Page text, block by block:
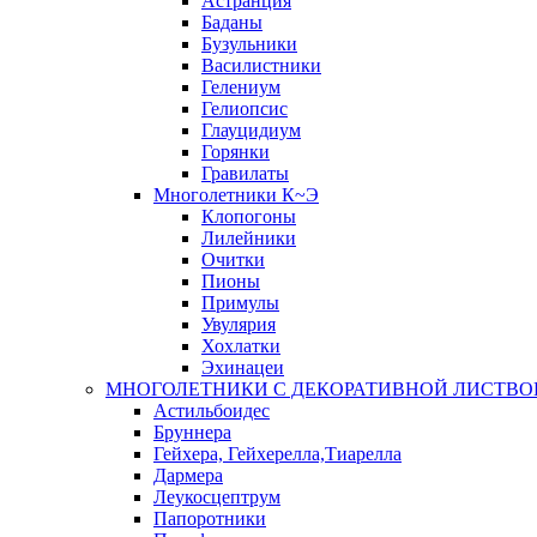
Баданы
Бузульники
Василистники
Гелениум
Гелиопсис
Глауцидиум
Горянки
Гравилаты
Многолетники К~Э
Клопогоны
Лилейники
Очитки
Пионы
Примулы
Увулярия
Хохлатки
Эхинацеи
МНОГОЛЕТНИКИ С ДЕКОРАТИВНОЙ
Астильбоидес
Бруннера
Гейхера, Гейхерелла,Тиарелла
Дармера
Леукосцептрум
Папоротники